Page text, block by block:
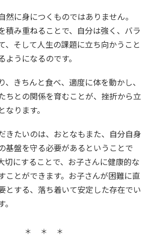
然に身につくものではありません。
積み重ねることで、自分は強く、バラ
、そして人生の課題に立ち向かうこと
うになるのです。
、きちんと食べ、適度に体を動かし、
ちとの関係を育むことが、挫折から立
ります。
きたいのは、おとなもまた、自分自身
基盤を守る必要があるということで
切にすることで、お子さんに健康的な
ことができます。お子さんが困難に直
とする、落ち着いて安定した存在でい